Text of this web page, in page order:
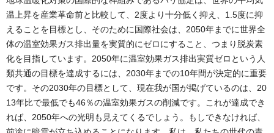
温上昇を産業革命前と比較して、2度より十分低く抑え、1.5度に抑
えることを目標とし、そのために国際社会は、2050年までに世界全
体の温室効果ガス排出量を実質的にゼロにすること、つまり脱炭素
化を目指しています。2050年に温室効果ガス排出実質ゼロという人
類共通の目標を達成するには、2030年までの10年間が決定的に重要
です。その2030年の目標として、現在我が国が掲げているのは、20
13年比で最低でも46％の温室効果ガスの削減です。これが達成でき
れば、2050年への光明も見えてくるでしょう。もしできなければ、